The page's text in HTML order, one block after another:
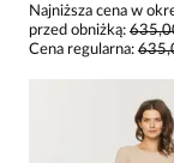
Najniższa cena w
przed obniżką:
Cena regularna: